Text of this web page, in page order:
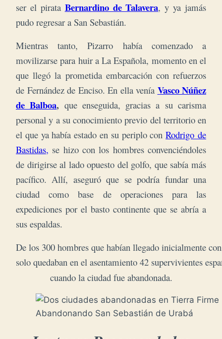
ser el pirata Bernardino de Talavera, y ya jamás
pudo regresar a San Sebastián.
Mientras tanto, Pizarro había comenzado a
movilizarse para huir a La Española, momento en el
que llegó la prometida embarcación con refuerzos
de Fernández de Enciso. En ella venía Vasco Núñez
de Balboa, que enseguida, gracias a su carisma
personal y a su conocimiento previo del territorio en
el que ya había estado en su periplo conRodrigo de
Bastidas, se hizo con los hombres convenciéndoles
de dirigirse al lado opuesto del golfo, que sabía más
pacífico. Allí, aseguró que se podría fundar una
ciudad como base de operaciones para las
expediciones por el basto continente que se abría a
sus espaldas.
De los 300 hombres que habían llegado inicialmente
solo quedaban en el asentamiento 42 supervivientes
cuando la ciudad fue abandonada.
Abandonando San Sebastián de Urabá